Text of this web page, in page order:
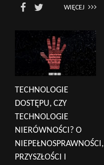
WIĘCEJ
TECHNOLOGIE
DOSTĘPU, CZY
TECHNOLOGIE
NIERÓWNOŚCI? O
NIEPEŁNOSPRAWNOŚCI,
PRZYSZŁOŚCI I